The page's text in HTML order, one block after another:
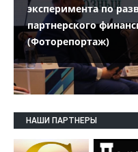
эксперимента по
партнерского
(Фоторепортаж)
НАШИ ПАРТНЕРЫ